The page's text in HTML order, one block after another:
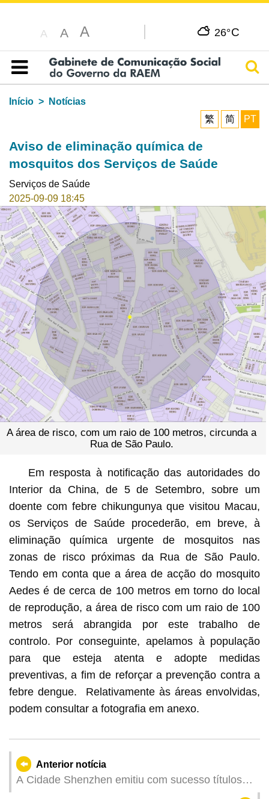
A A A 26°C
Índice
Início
Notícias
繁
简 PT
Aviso de eliminação química de
mosquitos dos Serviços de Saúde
Serviços de Saúde
2025-09-09 18:45
A área de risco, com um raio de 100 metros, circunda a
Rua de São Paulo.
Em resposta à notificação das autoridades do
Interior da China, de 5 de Setembro, sobre um
doente com febre chikungunya que visitou Macau,
os Serviços de Saúde procederão, em breve, à
eliminação química urgente de mosquitos nas
zonas de risco próximas da Rua de São Paulo.
Tendo em conta que a área de acção do mosquito
Aedes é de cerca de 100 metros em torno do local
de reprodução, a área de risco com um raio de 100
metros será abrangida por este trabalho de
controlo. Por conseguinte, apelamos à população
para que esteja atenta e adopte medidas
preventivas, a fim de reforçar a prevenção contra a
febre dengue. Relativamente às áreas envolvidas,
podem consultar a fotografia em anexo.
Anterior notícia
A Cidade Shenzhen emitiu com sucesso títulos